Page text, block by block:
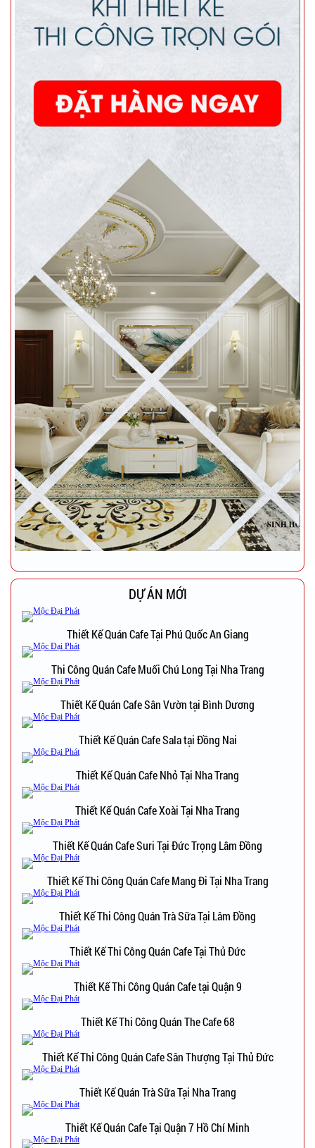
DỰ ÁN MỚI
Thiết Kế Quán Cafe Tại Phú Quốc An Giang
Thi Công Quán Cafe Muối Chú Long Tại Nha Trang
Thiết Kế Quán Cafe Sân Vườn tại Bình Dương
Thiết Kế Quán Cafe Sala tại Đồng Nai
Thiết Kế Quán Cafe Nhỏ Tại Nha Trang
Thiết Kế Quán Cafe Xoài Tại Nha Trang
Thiết Kế Quán Cafe Suri Tại Đức Trọng Lâm Đồng
Thiết Kế Thi Công Quán Cafe Mang Đi Tại Nha Trang
Thiết Kế Thi Công Quán Trà Sữa Tại Lâm Đồng
Thiết Kế Thi Công Quán Cafe Tại Thủ Đức
Thiết Kế Thi Công Quán Cafe tại Quận 9
Thiết Kế Thi Công Quán The Cafe 68
Thiết Kế Thi Công Quán Cafe Sân Thượng Tại Thủ Đức
Thiết Kế Quán Trà Sữa Tại Nha Trang
Thiết Kế Quán Cafe Tại Quận 7 Hồ Chí Minh